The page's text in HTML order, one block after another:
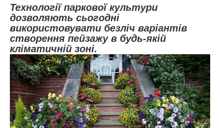
Технології паркової культури
дозволяють сьогодні
використовувати безліч варіантів
створення пейзажу в будь-якій
кліматичній зоні.